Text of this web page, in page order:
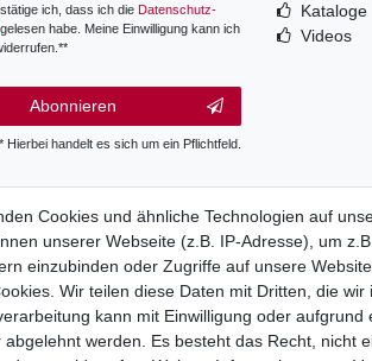
ich, dass ich die Daten­schutz­
habe. Meine Einwilligung kann ich
Abonnieren
Hierbei handelt es sich um ein Pflichtfeld.
Kataloge
Videos
Cookies und ähnliche Technologien auf
unserer Webseite (z.B. IP-Adresse), um
einzubinden oder Zugriffe auf unsere
Wir teilen diese Daten mit Dritten, die wir
kann mit Einwilligung oder
abgelehnt werden. Es besteht das Recht, nicht